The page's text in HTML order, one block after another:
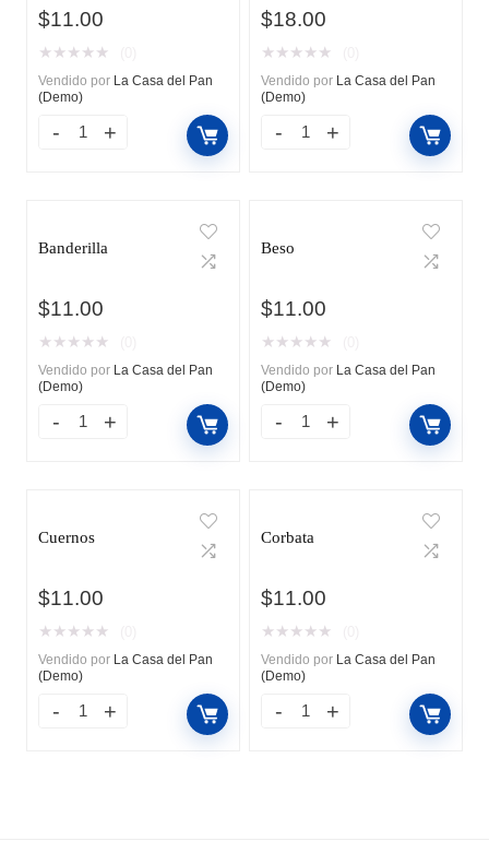
$11.00
★ ★ ★ ★ ★
Vendido por La Casa del Pan
(Demo)
$18.00
★ ★ ★ ★ ★
Vendido por La Casa del Pan
(Demo)
Banderilla
$11.00
★ ★ ★ ★ ★
Vendido por La Casa del Pan
(Demo)
Beso
$11.00
★ ★ ★ ★ ★
Vendido por La Casa del Pan
(Demo)
Cuernos
$11.00
★ ★ ★ ★ ★
Vendido por La Casa del Pan
(Demo)
Corbata
$11.00
★ ★ ★ ★ ★
Vendido por La Casa del Pan
(Demo)